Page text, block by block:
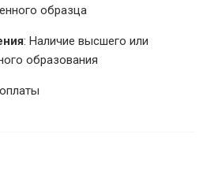
образца
: Наличие высшего или
образования